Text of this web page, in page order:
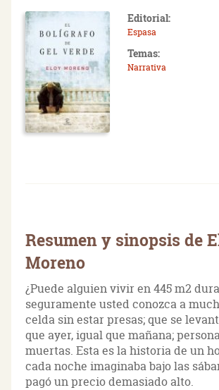
Editorial:
Espasa
Temas:
Narrativa
Resumen y sinopsis de
Moreno
¿Puede alguien vivir en 445 m2
seguramente usted conozca a
celda sin estar presas; que se
que ayer, igual que mañana;
muertas. Esta es la historia de un
cada noche imaginaba bajo las
pagó un precio demasiado alto.